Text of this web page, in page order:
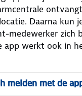
Daarna kun
medewerker zich
app werkt ook in
melden met de